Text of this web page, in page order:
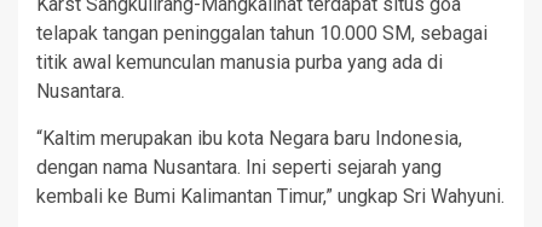
Karst Sangkulirang-Mangkalihat terdapat situs goa
telapak tangan peninggalan tahun 10.000 SM, sebagai
titik awal kemunculan manusia purba yang ada di
Nusantara.
“Kaltim merupakan ibu kota Negara baru Indonesia,
dengan nama Nusantara. Ini seperti sejarah yang
kembali ke Bumi Kalimantan Timur,” ungkap Sri Wahyuni.